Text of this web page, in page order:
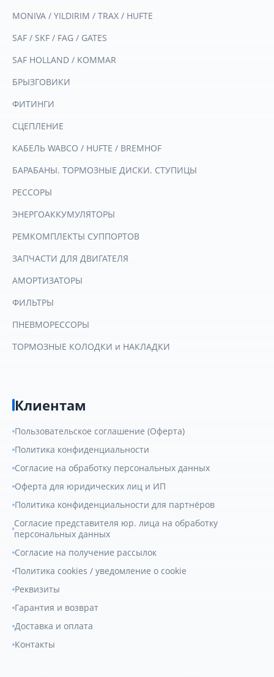
MONIVA / YILDIRIM / TRAX / HUFTE
SAF / SKF / FAG / GATES
SAF HOLLAND / KOMMAR
БРЫЗГОВИКИ
ФИТИНГИ
СЦЕПЛЕНИЕ
КАБЕЛЬ WABCO / HUFTE / BREMHOF
БАРАБАНЫ. ТОРМОЗНЫЕ ДИСКИ. СТУПИЦЫ
РЕССОРЫ
ЭНЕРГОАККУМУЛЯТОРЫ
РЕМКОМПЛЕКТЫ СУППОРТОВ
ЗАПЧАСТИ ДЛЯ ДВИГАТЕЛЯ
АМОРТИЗАТОРЫ
ФИЛЬТРЫ
ПНЕВМОРЕССОРЫ
ТОРМОЗНЫЕ КОЛОДКИ и НАКЛАДКИ
Клиентам
Пользовательское соглашение (Оферта)
Политика конфиденциальности
Согласие на обработку персональных данных
Оферта для юридических лиц и ИП
Политика конфиденциальности для партнёров
Согласие представителя юр. лица на обработку
персональных данных
Согласие на получение рассылок
Политика cookies / уведомление о cookie
Реквизиты
Гарантия и возврат
Доставка и оплата
Контакты